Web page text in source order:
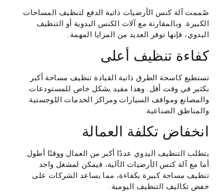
صُممت آلة كنس الأرضيات ذاتية الدفع لتنظيف المساحات
الكبيرة. وبالمقارنة مع آلات الكنس اليدوية أو التنظيف
اليدوي، فإنها توفر العديد من المزايا المهمة.
كفاءة تنظيف أعلى
تستطيع كاسحة الطرق ذاتية القيادة تنظيف مساحة أكبر
بكثير في وقت أقل. وهذا مفيد بشكل خاص للمستودعات
والمصانع ومواقف السيارات ومراكز الخدمات اللوجستية
والمناطق الصناعية.
انخفاض تكلفة العمالة
يتطلب التنظيف اليدوي عددًا أكبر من العمال ووقتًا أطول.
أما مع آلة كنس الأرضيات الآلية، فيمكن لمشغل واحد
تنظيف مساحة كبيرة بكفاءة، مما يساعد الشركات على
خفض تكاليف التنظيف اليومية.